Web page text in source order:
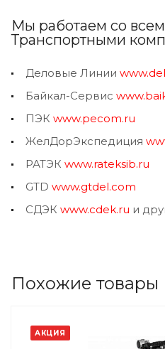
Мы работаем со
Транспортными
Деловые Линии
Байкал-Сервис
ПЭК www.pecom.ru
ЖелДорЭкспедиция
РАТЭК www.rateksib.ru
GTD www.gtdel.com
СДЭК www.cdek.ru и
Похожие товары
АКЦИЯ